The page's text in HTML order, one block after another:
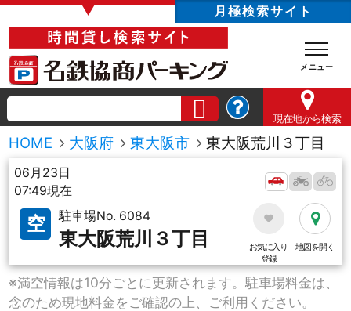
▼ 月極検索サイト
現在地から検索
HOME 大阪府 東大阪市 東大阪荒川３丁目
06月23日
07:49現在
空 駐車場No. 6084
東大阪荒川３丁目
お気に入り
登録
地図を開く
※満空情報は10分ごとに更新されます。駐車場料金は、
念のため現地料金をご確認の上、ご利用ください。